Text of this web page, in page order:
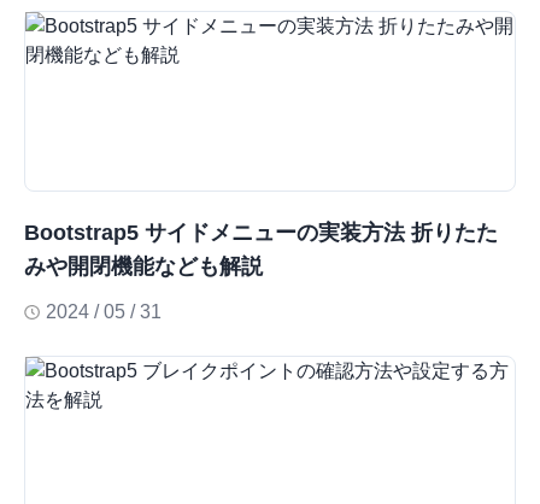
Bootstrap5 サイドメニューの実装方法 折りたた
みや開閉機能なども解説
2024 / 05 / 31